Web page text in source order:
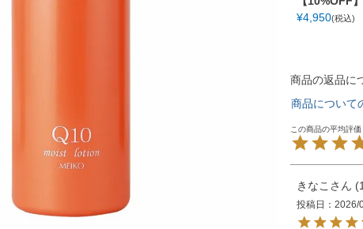
¥4,950 税込
商品の返品に
商品について
きなこ
投稿日
2026/